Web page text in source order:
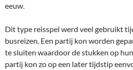
eeuw.
Dit type reisspel werd veel gebruikt
busreizen. Een partij kon worden
te sluiten waardoor de stukken op
partij kon zo op een later tijdstip